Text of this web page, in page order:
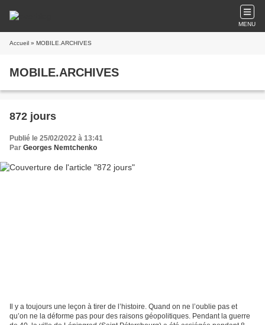
MENU
Accueil » MOBILE.ARCHIVES
MOBILE.ARCHIVES
872 jours
Publié le 25/02/2022 à 13:41
Par Georges Nemtchenko
Il y a toujours une leçon à tirer de l’histoire. Quand on ne l’oublie pas et
qu’on ne la déforme pas pour des raisons géopolitiques. Pendant la guerre